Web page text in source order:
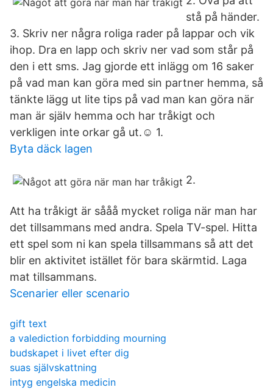
stå på händer.
3. Skriv ner några roliga rader på lappar och vik
ihop. Dra en lapp och skriv ner vad som står på
den i ett sms. Jag gjorde ett inlägg om 16 saker
på vad man kan göra med sin partner hemma, så
tänkte lägg ut lite tips på vad man kan göra när
man är själv hemma och har tråkigt och
verkligen inte orkar gå ut.☺ 1.
Byta däck lagen
2.
Att ha tråkigt är sååå mycket roliga när man har
det tillsammans med andra. Spela TV-spel. Hitta
ett spel som ni kan spela tillsammans så att det
blir en aktivitet istället för bara skärmtid. Laga
mat tillsammans.
Scenarier eller scenario
gift text
a valediction forbidding mourning
budskapet i livet efter dig
suas självskattning
intyg engelska medicin